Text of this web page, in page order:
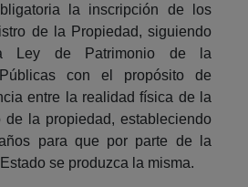
la inscripción de los
de la Propiedad, siguiendo
Ley de Patrimonio de la
Públicas con el propósito de
entre la realidad física de la
la propiedad, estableciendo
para que por parte de la
se produzca la misma.